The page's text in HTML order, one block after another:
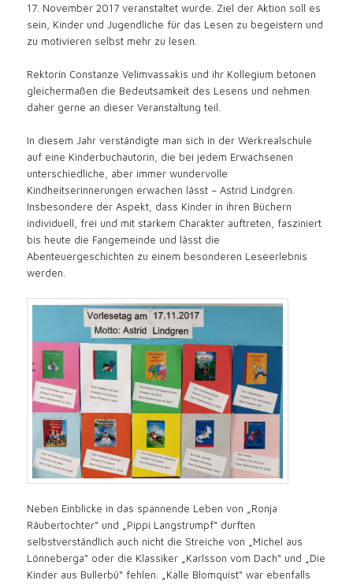
17. November 2017 veranstaltet wurde. Ziel der Aktion soll es
sein, Kinder und Jugendliche für das Lesen zu begeistern und
zu motivieren selbst mehr zu lesen.
Rektorin Constanze Velimvassakis und ihr Kollegium betonen
gleichermaßen die Bedeutsamkeit des Lesens und nehmen
daher gerne an dieser Veranstaltung teil.
In diesem Jahr verständigte man sich in der Werkrealschule
auf eine Kinderbuchautorin, die bei jedem Erwachsenen
unterschiedliche, aber immer wundervolle
Kindheitserinnerungen erwachen lässt – Astrid Lindgren.
Insbesondere der Aspekt, dass Kinder in ihren Büchern
individuell, frei und mit starkem Charakter auftreten, fasziniert
bis heute die Fangemeinde und lässt die
Abenteuergeschichten zu einem besonderen Leseerlebnis
werden.
Neben Einblicke in das spannende Leben von „Ronja
Räubertochter“ und „Pippi Langstrumpf“ durften
selbstverständlich auch nicht die Streiche von „Michel aus
Lönneberga“ oder die Klassiker „Karlsson vom Dach“ und „Die
Kinder aus Bullerbü“ fehlen. „Kalle Blomquist“ war ebenfalls